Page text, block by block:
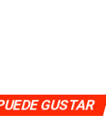
GUSTAR